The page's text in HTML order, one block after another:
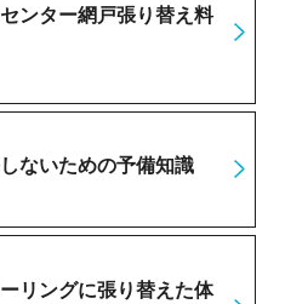
ンター網戸張り替え料
ないための予備知識
リングに張り替えた体